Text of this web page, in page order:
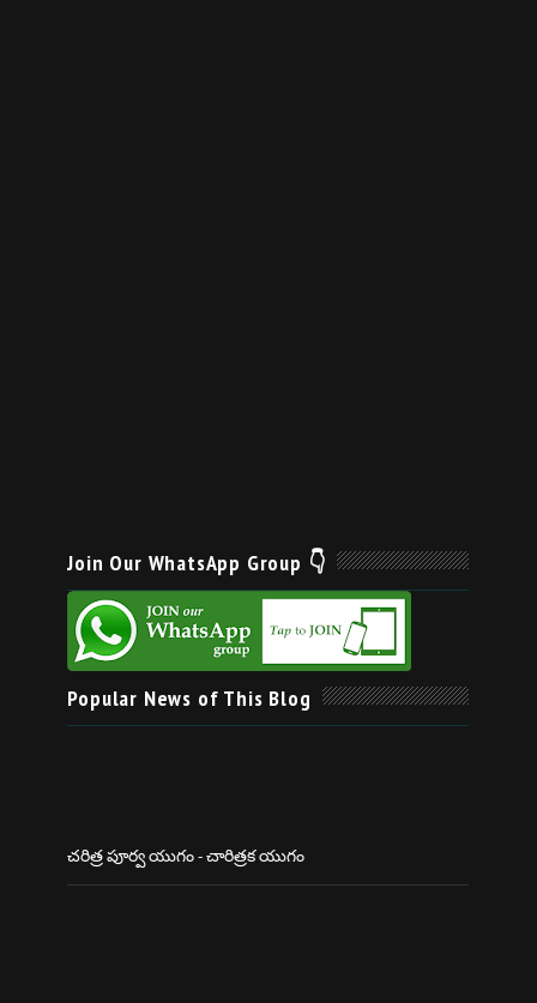
Join Our WhatsApp Group 👇
Popular News of This Blog
చరిత్ర పూర్వ యుగం - చారిత్రక యుగం